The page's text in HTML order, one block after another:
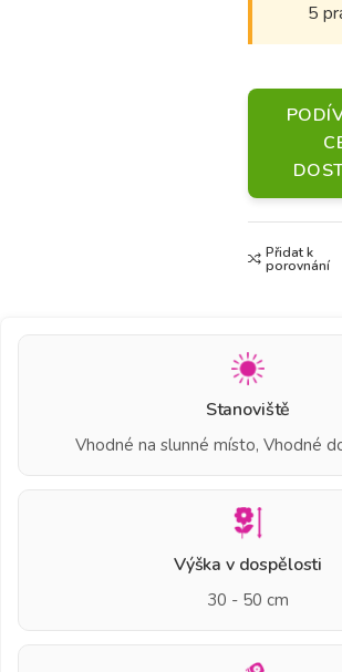
5
Přidat k
porovnání
Stanoviště
Vhodné na slunné místo, Vhodné
Výška v dospělosti
30 - 50 cm